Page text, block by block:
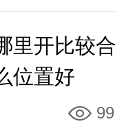
里开比较
位置好
99